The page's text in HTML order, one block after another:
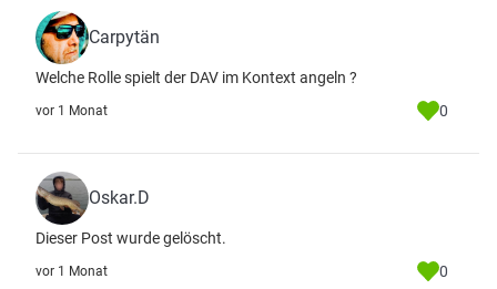
Carpytän
Welche Rolle spielt der DAV im Kontext angeln ?
vor 1 Monat 0
Oskar.D
Dieser Post wurde gelöscht.
vor 1 Monat 0